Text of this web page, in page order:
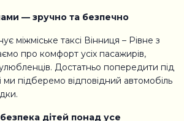
— зручно та безпечно
міжміське таксі Вінниця – Рівне з
про комфорт усіх пасажирів,
Достатньо попередити під
підберемо відповідний автомобіль
дітей понад усе